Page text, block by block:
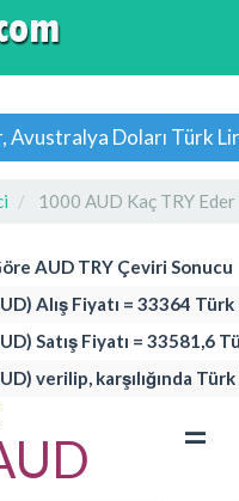
Avustralya Doları Türk
1000 AUD Kaç TRY Eder
AUD TRY Çeviri Sonucu
Alış Fiyatı = 33364 Türk
Satış Fiyatı = 33581,6
verilip, karşılığında Türk
=